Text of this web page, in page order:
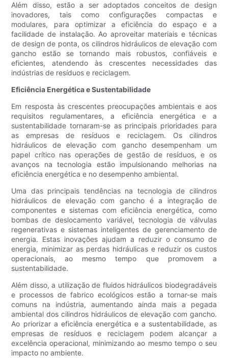
Além disso, estão a ser adoptados conceitos de design
inovadores, tais como configurações compactas e
modulares, para optimizar a eficiência do espaço e a
facilidade de instalação. Ao aproveitar materiais e técnicas
de design de ponta, os cilindros hidráulicos de elevação com
gancho estão se tornando mais robustos, confiáveis ​​e
eficientes, atendendo às crescentes necessidades das
indústrias de resíduos e reciclagem.
Eficiência Energética e Sustentabilidade
Em resposta às crescentes preocupações ambientais e aos
requisitos regulamentares, a eficiência energética e a
sustentabilidade tornaram-se as principais prioridades para
as empresas de resíduos e reciclagem. Os cilindros
hidráulicos de elevação com gancho desempenham um
papel crítico nas operações de gestão de resíduos, e os
avanços na tecnologia estão impulsionando melhorias na
eficiência energética e no desempenho ambiental.
Uma das principais tendências na tecnologia de cilindros
hidráulicos de elevação com gancho é a integração de
componentes e sistemas com eficiência energética, como
bombas de deslocamento variável, tecnologia de válvulas
regenerativas e sistemas inteligentes de gerenciamento de
energia. Estas inovações ajudam a reduzir o consumo de
energia, minimizar as perdas hidráulicas e reduzir os custos
operacionais, ao mesmo tempo que promovem a
sustentabilidade.
Além disso, a utilização de fluidos hidráulicos biodegradáveis
​​e processos de fabrico ecológicos estão a tornar-se mais
comuns na indústria, aumentando ainda mais a pegada
ambiental dos cilindros hidráulicos de elevação com gancho.
Ao priorizar a eficiência energética e a sustentabilidade, as
empresas de resíduos e reciclagem podem alcançar a
excelência operacional, minimizando ao mesmo tempo o seu
impacto no ambiente.